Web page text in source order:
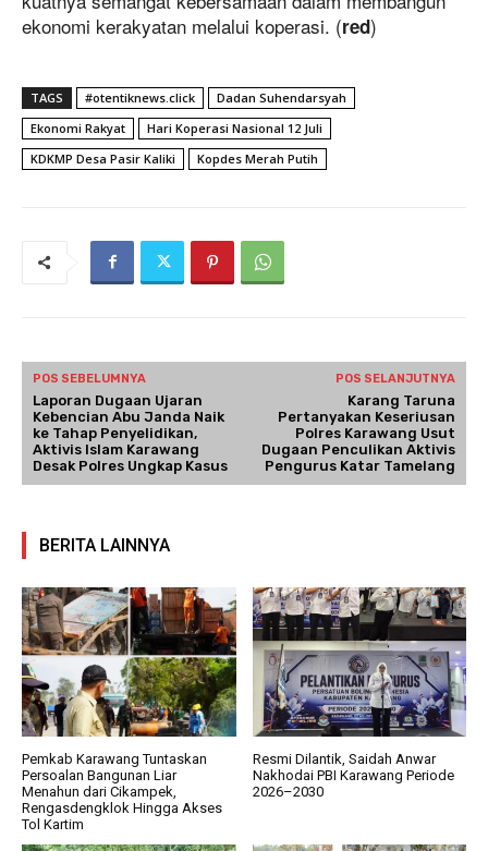
ekonomi kerakyatan melalui koperasi. (red)
TAGS #otentiknews.click
Dadan Suhendarsyah
Ekonomi Rakyat
Hari Koperasi Nasional 12 Juli
KDKMP Desa Pasir Kaliki
Kopdes Merah Putih
POS SEBELUMNYA
Laporan Dugaan Ujaran
Kebencian Abu Janda Naik
ke Tahap Penyelidikan,
Aktivis Islam Karawang
Desak Polres Ungkap Kasus
POS SELANJUTNYA
Karang Taruna
Pertanyakan Keseriusan
Polres Karawang Usut
Dugaan Penculikan Aktivis
Pengurus Katar Tamelang
BERITA LAINNYA
Pemkab Karawang Tuntaskan
Persoalan Bangunan Liar
Menahun dari Cikampek,
Rengasdengklok Hingga Akses
Tol Kartim
Resmi Dilantik, Saidah Anwar
Nakhodai PBI Karawang Periode
2026–2030